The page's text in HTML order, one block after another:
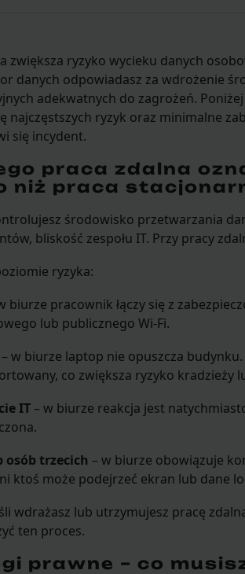
zwiększa ryzyko wycieku danych
danych odpowiadasz za wdrożenie
adekwatnych do zagrożeń.
najczęstszych ryzyk oraz minimalne
się incydent.
praca zdalna
niż praca
środowisko przetwarzania
bliskość zespołu IT. Przy pracy
ryzyka:
biurze pracownik łączy się z
lub publicznego Wi-Fi.
– w biurze laptop nie opuszcza
co zwiększa ryzyko kradzieży
IT – w biurze reakcja jest
osób trzecich – w biurze obowiązuje
ktoś może podejrzeć ekran lub dane
wdrażasz lub utrzymujesz pracę
ten proces.
prawne – co